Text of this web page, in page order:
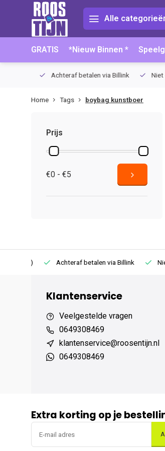
Alle
GRATIS *Nieuw Binnen *
Achteraf betalen via Billink Niet
Home Tags boybag kunstboer
Prijs
€0 - €5
Achteraf betalen via Billink Niet
Klantenservice
Veelgestelde vragen
0649308469
klantenservice@roosentijn.nl
0649308469
Extra korting op je